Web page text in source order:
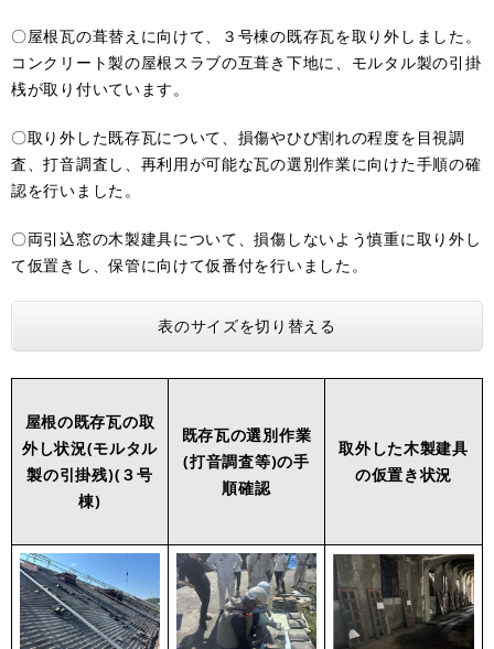
〇屋根瓦の葺替えに向けて、３号棟の既存瓦を取り外しました。
コンクリート製の屋根スラブの互葺き下地に、モルタル製の引掛
桟が取り付いています。
〇取り外した既存瓦について、損傷やひび割れの程度を目視調
査、打音調査し、再利用が可能な瓦の選別作業に向けた手順の確
認を行いました。
〇両引込窓の木製建具について、損傷しないよう慎重に取り外し
て仮置きし、保管に向けて仮番付を行いました。
表のサイズを切り替える
屋根の既存瓦の取
外し状況(モルタル
製の引掛残)(３号
棟)
既存瓦の選別作業
(打音調査等)の手
順確認
取外した木製建具
の仮置き状況